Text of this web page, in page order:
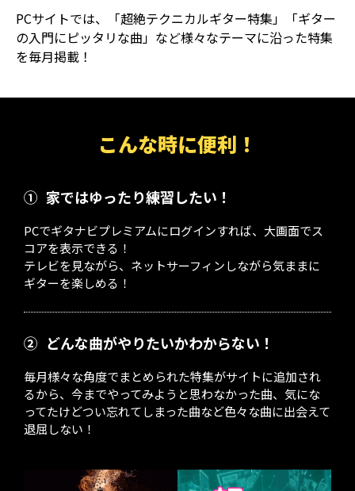
PCサイトでは、「超絶テクニカルギター特集」「ギター
の入門にピッタリな曲」など様々なテーマに沿った特集
を毎月掲載！
こんな時に便利！
① 家ではゆったり練習したい！
PCでギタナビプレミアムにログインすれば、大画面でス
コアを表示できる！
テレビを見ながら、ネットサーフィンしながら気ままに
ギターを楽しめる！
② どんな曲がやりたいかわからない！
毎月様々な角度でまとめられた特集がサイトに追加され
るから、今までやってみようと思わなかった曲、気にな
ってたけどつい忘れてしまった曲など色々な曲に出会えて
退屈しない！